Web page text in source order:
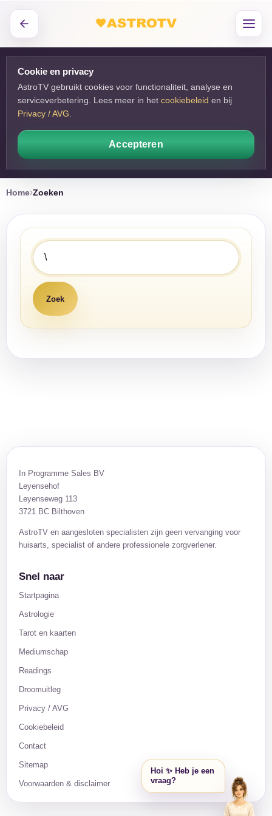
Cookie en privacy
AstroTV gebruikt cookies voor functionaliteit, analyse en
serviceverbetering. Lees meer in het cookiebeleid en bij
Privacy / AVG
Accepteren
Home Zoeken
In Programme Sales BV
Leyensehof
Leyenseweg 113
3721 BC Bilthoven
AstroTV en aangesloten specialisten zijn geen vervanging voor
huisarts, specialist of andere professionele zorgverlener.
Snel naar
Startpagina
Astrologie
Tarot en kaarten
Mediumschap
Readings
Droomuitleg
Privacy / AVG
Cookiebeleid
Contact
Sitemap
Voorwaarden & disclaimer
Hoi ✨ Heb je een
vraag?